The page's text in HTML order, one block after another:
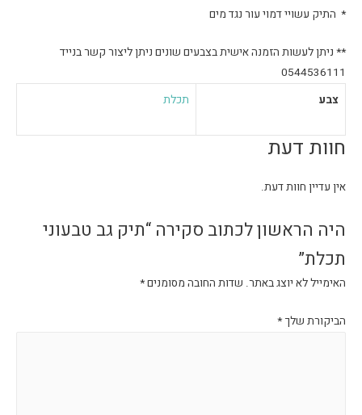
* התיק עשויי דמוי עור נגד מים
** ניתן לעשות הזמנה אישית בצבעים שונים ניתן ליצור קשר בנייד
0544536111
צבע
תכלת
חוות דעת
אין עדיין חוות דעת.
היה הראשון לכתוב סקירה “תיק גב טבעוני
תכלת”
האימייל לא יוצג באתר. שדות החובה מסומנים*
הביקורת שלך *